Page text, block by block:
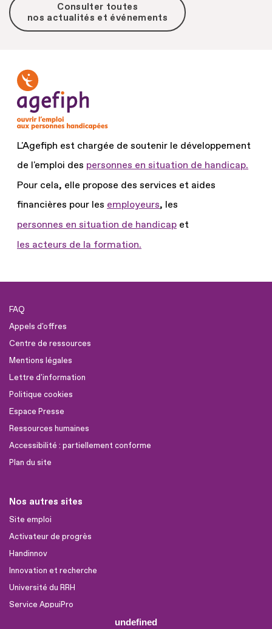
undefined
Consulter toutes
nos actualités et événements
L'Agefiph est chargée de soutenir le développement
de l'emploi des personnes en situation de handicap.
Pour cela, elle propose des services et aides
financières pour les employeurs, les
personnes en situation de handicap et
les acteurs de la formation.
FAQ
Appels d'offres
Centre de ressources
Mentions légales
Lettre d'information
Politique cookies
Espace Presse
Ressources humaines
Accessibilité : partiellement conforme
Plan du site
Nos autres sites
Site emploi
Activateur de progrès
Handinnov
Innovation et recherche
Université du RRH
Service AppuiPro